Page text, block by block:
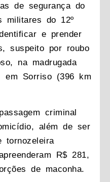
de segurança do
militares do 12º
e prender
suspeito por roubo
na madrugada
em Sorriso (396 km
criminal
além de ser
tornozeleira
R$ 281,
de maconha.